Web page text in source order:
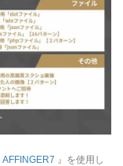
AFFINGER7 』を使用し